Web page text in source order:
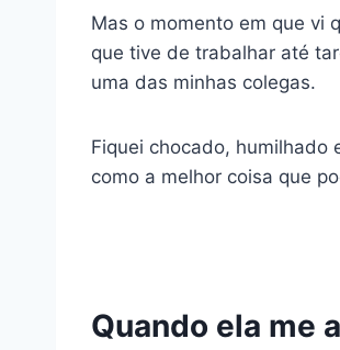
Mas o momento em que vi
que tive de trabalhar até
uma das minhas colegas.
Fiquei chocado, humilhado
como a melhor coisa que
Quando ela me